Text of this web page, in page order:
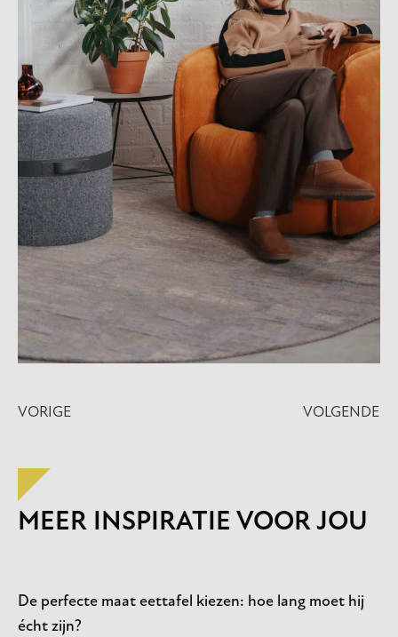
VORIGE VOLGENDE
MEER INSPIRATIE VOOR JOU
De perfecte maat eettafel kiezen: hoe lang moet hij
écht zijn?